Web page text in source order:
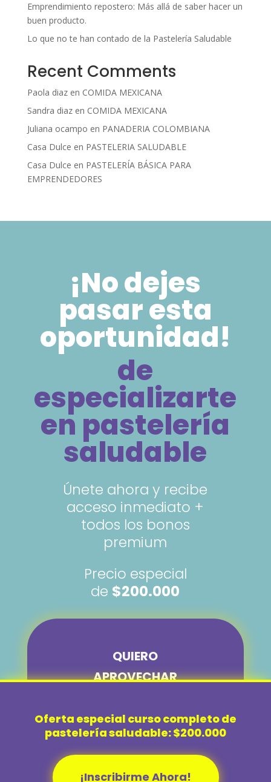
Emprendimiento repostero: Más allá de saber hacer un
buen producto.
Lo que no te han contado de la Pastelería Saludable
Recent Comments
Paola diazen COMIDA MEXICANA
Sandra diazen COMIDA MEXICANA
Juliana ocampo en PANADERIA COLOMBIANA
Casa Dulce en PASTELERIA SALUDABLE
Casa Dulce en PASTELERÍA BÁSICA PARA
EMPRENDEDORES
Oferta especial curso completo de
pastelería saludable: $200.000
¡Inscribirme Ahora!
¡No dejes
pasar esta
oportunidad!
de
especializarte
en pastelería
saludable
Únete ahora y recibe
acceso inmediato +
todos los bonos
premium
Precio especial
de $200.000
QUIERO
APROVECHAR
✅ Garantía de 7 días | 🔒 Pago
100% Seguro